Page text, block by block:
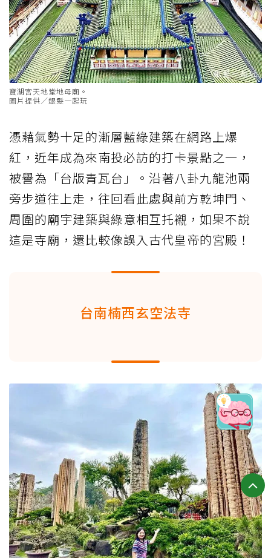
寶湖宮天地堂地母廟。
圖片提供／銀髮一起玩
憑藉氣勢十足的漸層藍綠建築在網路上爆
紅，近年成為來南投必訪的打卡景點之一，
被譽為「台版青瓦台」。沿著八卦九龍池兩
旁步道往上走，往回看此處與前方乾坤門、
周圍的廟宇建築與綠意相互托襯，如果不說
這是寺廟，還比較像誤入古代皇帝的宮殿！
台南楠西玄空法寺